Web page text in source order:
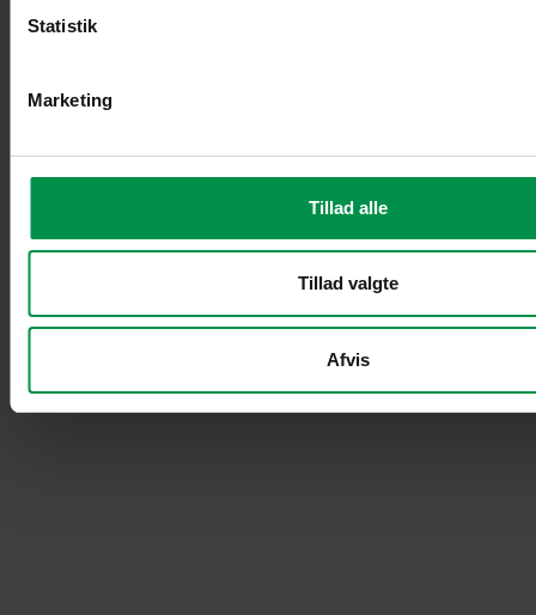
Statistik
Marketing
Tillad alle
Tillad valgte
Afvis